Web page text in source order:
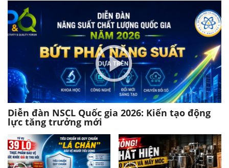
Diễn đàn NSCL Quốc gia 2026: Kiến tạo động
lực tăng trưởng mới